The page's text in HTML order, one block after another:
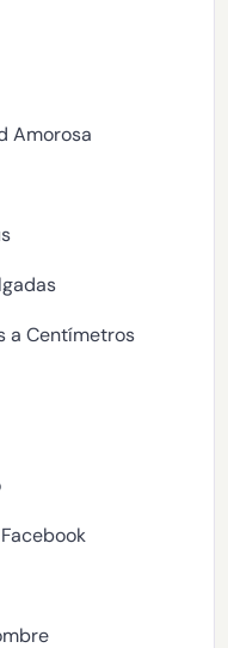
Amorosa
a Centímetros